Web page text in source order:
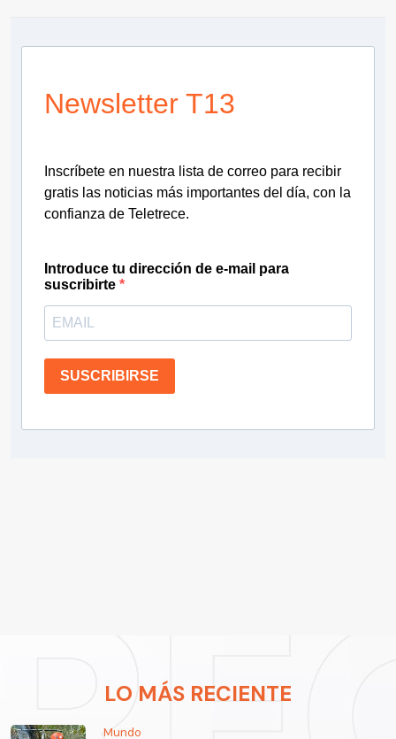
Newsletter T13
Inscríbete en nuestra lista de correo para recibir
gratis las noticias más importantes del día, con la
confianza de Teletrece.
Introduce tu dirección de e-mail para
suscribirte
SUSCRIBIRSE
LO MÁS RECIENTE
Mundo